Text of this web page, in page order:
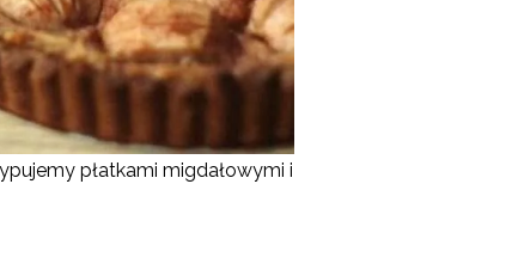
płatkami migdałowymi i